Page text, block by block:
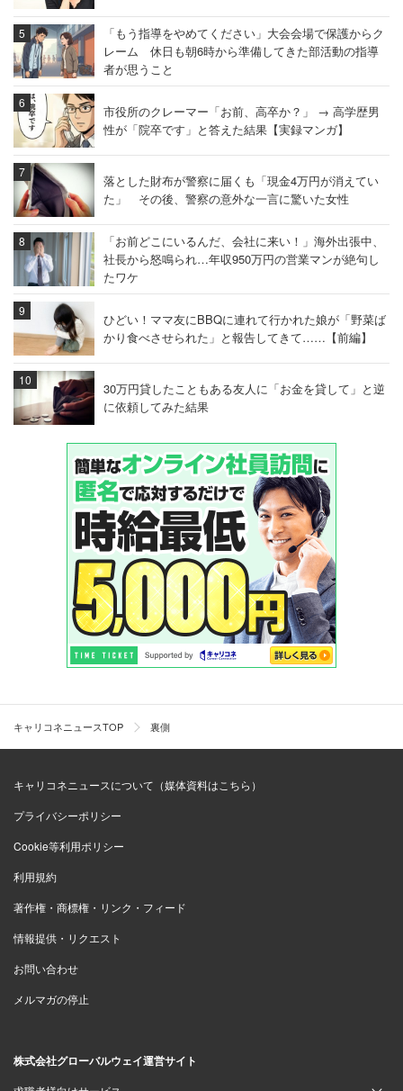
「もう指導をやめてください」大会会場で保護からク
レーム 休日も朝6時から準備してきた部活動の指導
者が思うこと
市役所のクレーマー「お前、高卒か？」 → 高学歴男
性が「院卒です」と答えた結果【実録マンガ】
落とした財布が警察に届くも「現金4万円が消えてい
た」 その後、警察の意外な一言に驚いた女性
「お前どこにいるんだ、会社に来い！」海外出張中、
社長から怒鳴られ…年収950万円の営業マンが絶句し
たワケ
ひどい！ママ友にBBQに連れて行かれた娘が「野菜ば
かり食べさせられた」と報告してきて……【前編】
30万円貸したこともある友人に「お金を貸して」と逆
に依頼してみた結果
キャリコネニュースTOP 裏側
キャリコネニュースについて（媒体資料はこちら）
プライバシーポリシー
Cookie等利用ポリシー
利用規約
著作権・商標権・リンク・フィード
情報提供・リクエスト
お問い合わせ
メルマガの停止
株式会社グローバルウェイ運営サイト